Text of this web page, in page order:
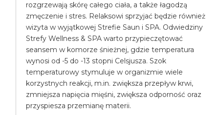
rozgrzewają skórę całego ciała, a także łagodzą
zmęczenie i stres. Relaksowi sprzyjać będzie również
wizyta w wyjątkowej Strefie Saun i SPA. Odwiedziny
Strefy Wellness & SPA warto przypieczętować
seansem w komorze śnieżnej, gdzie temperatura
wynosi od -5 do -13 stopni Celsjusza. Szok
temperaturowy stymuluje w organizmie wiele
korzystnych reakcji, m.in. zwiększa przepływ krwi,
zmniejsza napięcia mięśni, zwiększa odporność oraz
przyspiesza przemianę materii.